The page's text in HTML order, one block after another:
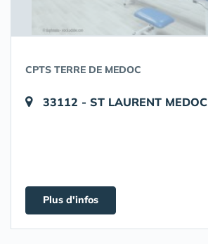
CPTS TERRE DE MEDOC
33112 - ST LAURENT MEDOC
Plus d'infos